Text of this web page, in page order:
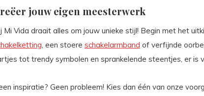
jouw eigen meesterwerk
Mi Vida draait alles om jouw unieke stijl! Begin met het
, een stoere schakelarmband of verfijnde
tot trendy symbolen en sprankelende steentjes, er is
inspiratie? Geen probleem! Kies dan één van onze